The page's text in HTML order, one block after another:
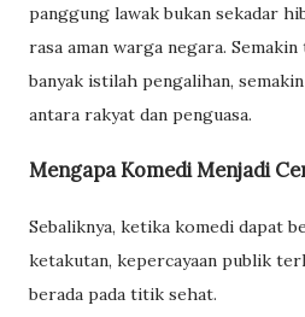
panggung lawak bukan sekadar
rasa aman warga negara.
banyak istilah pengalihan,
antara rakyat dan penguasa.
Mengapa Komedi Menjadi
Sebaliknya, ketika komedi dapat
ketakutan, kepercayaan publik
berada pada titik sehat.